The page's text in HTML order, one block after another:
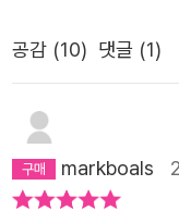
말한다. 그런 강인한
의 진정한 처지, 생
는 이 여정은 영적인
없다면, 달리 무엇이 그럴까?
대가 많았고 읽은
우 이런 책이 코스모
지 않으며 각 장의
해서 이상하다. 예를
견한 과학자의 이야기가 나온다. 아니
공감 (10) 댓글 (1)
markboals